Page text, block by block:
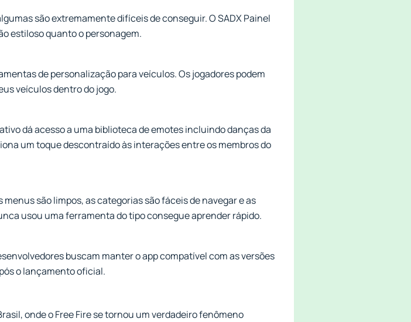
são extremamente difíceis de conseguir. O SADX Painel
estiloso quanto o personagem.
de personalização para veículos. Os jogadores podem
veículos dentro do jogo.
dá acesso a uma biblioteca de emotes incluindo danças da
um toque descontraído às interações entre os membros do
são limpos, as categorias são fáceis de navegar e as
usou uma ferramenta do tipo consegue aprender rápido.
buscam manter o app compatível com as versões
o lançamento oficial.
onde o Free Fire se tornou um verdadeiro fenômeno